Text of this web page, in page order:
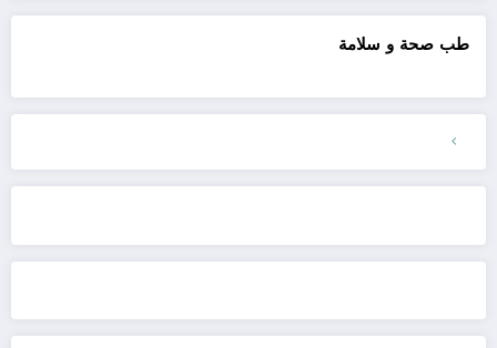
طب صحة و سلامة